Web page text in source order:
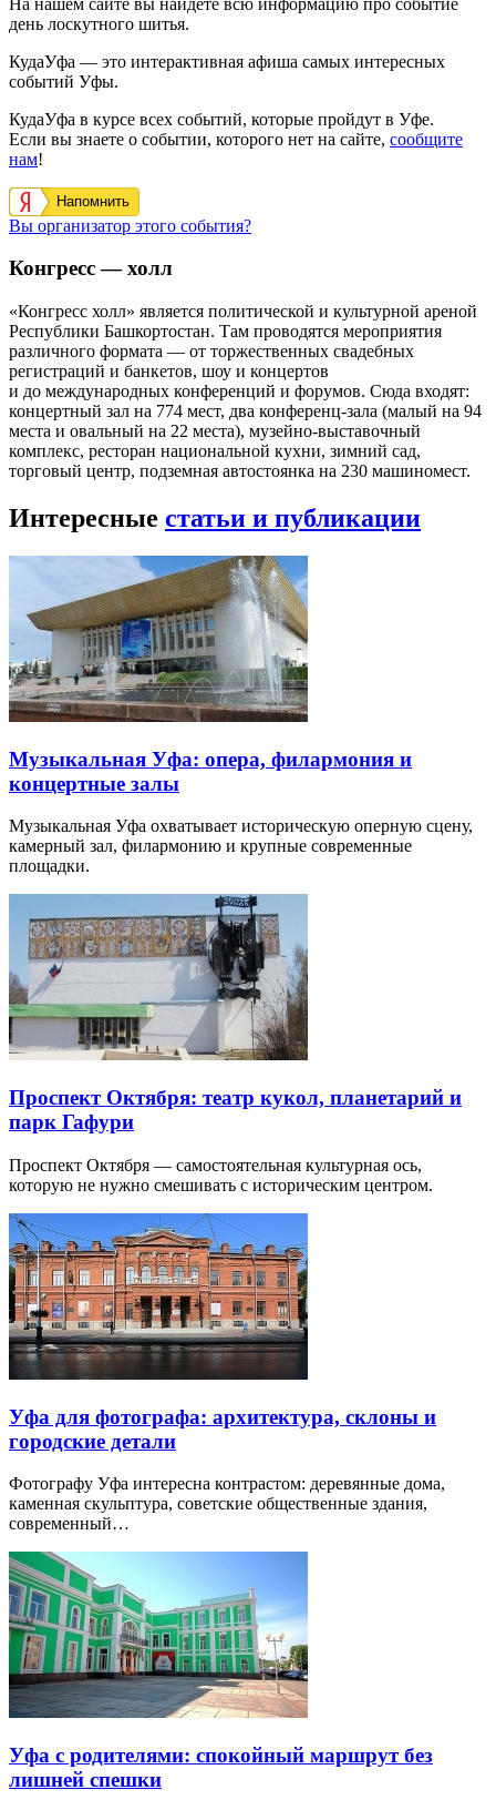
день лоскутного шитья.
КудаУфа — это интерактивная афиша самых интересных
событий Уфы.
КудаУфа в курсе всех событий, которые пройдут в Уфе.
Если вы знаете о событии, которого нет на сайте, сообщите
нам!
Напомнить
Вы организатор этого события?
Конгресс — холл
«Конгресс холл» является политической и культурной ареной
Республики Башкортостан. Там проводятся мероприятия
различного формата — от торжественных свадебных
регистраций и банкетов, шоу и концертов
и до международных конференций и форумов. Сюда входят:
концертный зал на 774 мест, два конференц-зала (малый на 94
места и овальный на 22 места), музейно-выставочный
комплекс, ресторан национальной кухни, зимний сад,
торговый центр, подземная автостоянка на 230 машиномест.
Интересные статьи и публикации
Музыкальная Уфа: опера, филармония и
концертные залы
Музыкальная Уфа охватывает историческую оперную сцену,
камерный зал, филармонию и крупные современные
площадки.
Проспект Октября: театр кукол, планетарий и
парк Гафури
Проспект Октября — самостоятельная культурная ось,
которую не нужно смешивать с историческим центром.
Уфа для фотографа: архитектура, склоны и
городские детали
Фотографу Уфа интересна контрастом: деревянные дома,
каменная скульптура, советские общественные здания,
современный…
Уфа с родителями: спокойный маршрут без
лишней спешки